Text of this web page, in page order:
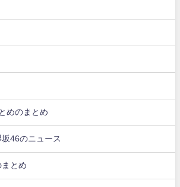
めのまとめ
46のニュース
まとめ